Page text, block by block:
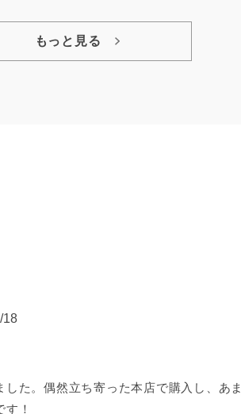
もっと見る
18
た。偶然立ち寄った本店で購入し、あ
！